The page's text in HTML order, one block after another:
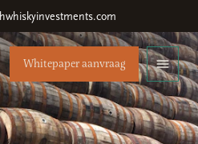
Whitepaper aanvraag